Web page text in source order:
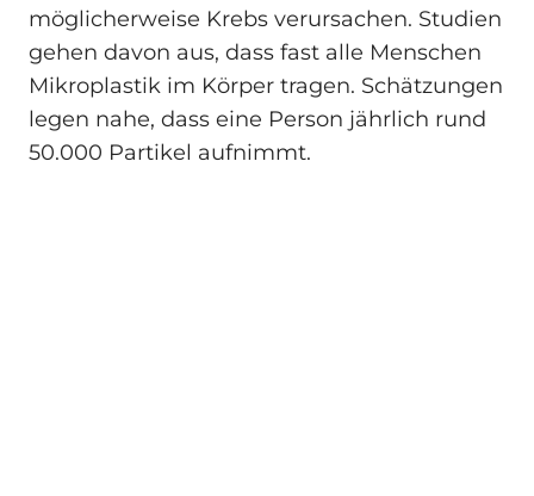
möglicherweise Krebs verursachen. Studien
gehen davon aus, dass fast alle Menschen
Mikroplastik im Körper tragen. Schätzungen
legen nahe, dass eine Person jährlich rund
50.000 Partikel aufnimmt.